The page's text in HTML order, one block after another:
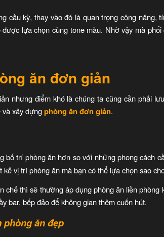
cầu kỳ, thay vào đó là quan trọng công năng,
lựa chọn cùng tone màu. Nhờ vậy mà
ăn đơn giản
nhưng điểm khó là chúng ta cũng cần phải
xây dựngphòng ăn đơn giản.
bố trí phòng ăn hơn so với những phong cách
vị trí phòng ăn mà bạn có thể lựa chọn sao
thì sẽ thường áp dụng phòng ăn liền
bar, bếp đảo để không gian thêm cuốn hút.
phòng ăn đẹp